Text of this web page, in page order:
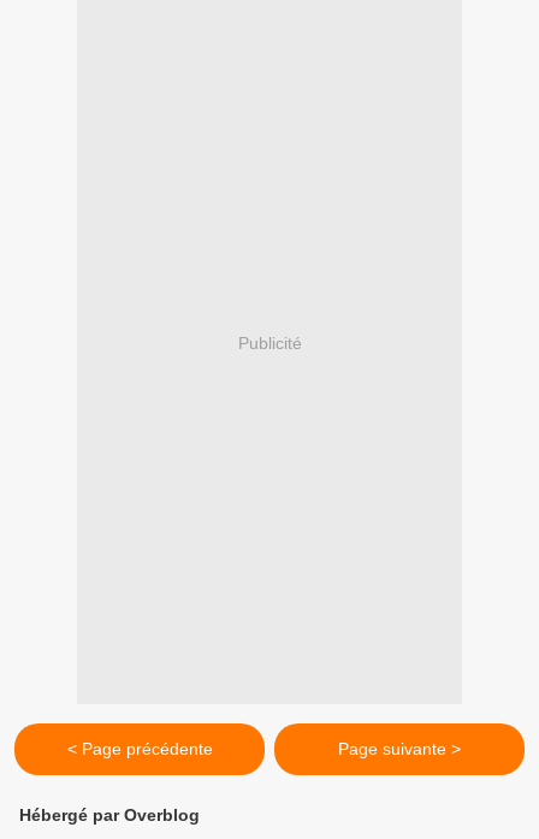
Publicité
< Page précédente Page suivante >
Hébergé par Overblog